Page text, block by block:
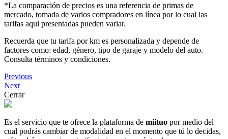
*La comparación de precios es una referencia de primas de
mercado, tomada de varios compradores en línea por lo cual las
tarifas aqui presentadas pueden variar.
Recuerda que tu tarifa por km es personalizada y depende de
factores como: edad, género, tipo de garaje y modelo del auto.
Consulta términos y condiciones.
Previous
Next
Cerrar
Es el servicio que te ofrece la plataforma de miituo por medio del
cual podrás cambiar de modalidad en el momento que tú lo decidas,